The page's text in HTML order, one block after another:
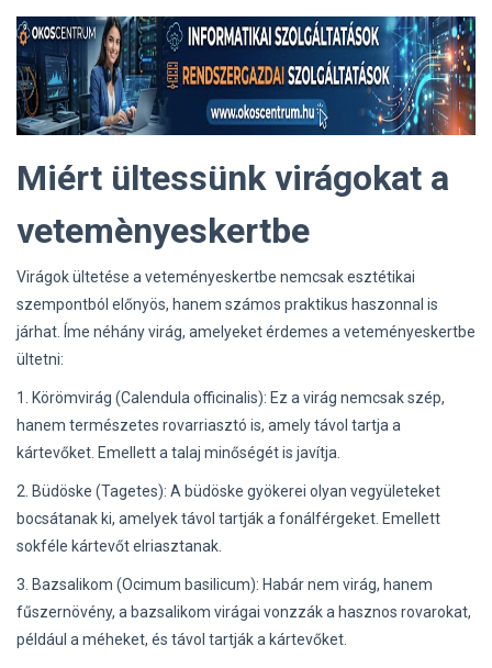
Miért ültessünk virágokat a
vetemènyeskertbe
Virágok ültetése a veteményeskertbe nemcsak esztétikai
szempontból előnyös, hanem számos praktikus haszonnal is
járhat. Íme néhány virág, amelyeket érdemes a veteményeskertbe
ültetni:
1. Körömvirág (Calendula officinalis): Ez a virág nemcsak szép,
hanem természetes rovarriasztó is, amely távol tartja a
kártevőket. Emellett a talaj minőségét is javítja.
2. Büdöske (Tagetes): A büdöske gyökerei olyan vegyületeket
bocsátanak ki, amelyek távol tartják a fonálférgeket. Emellett
sokféle kártevőt elriasztanak.
3. Bazsalikom (Ocimum basilicum): Habár nem virág, hanem
fűszernövény, a bazsalikom virágai vonzzák a hasznos rovarokat,
például a méheket, és távol tartják a kártevőket.